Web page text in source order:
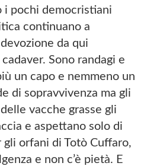
i pochi democristiani
continuano a
da qui
Sono randagi e
un capo e nemmeno un
di sopravvivenza ma gli
vacche grasse gli
e aspettano solo di
orfani di Totò Cuffaro,
e non c’è pietà. E